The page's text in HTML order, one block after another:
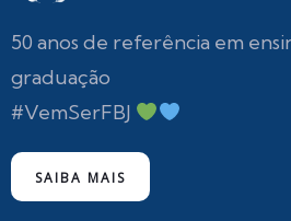
50 anos de referência em
graduação
#VemSerFBJ
SAIBA MAIS